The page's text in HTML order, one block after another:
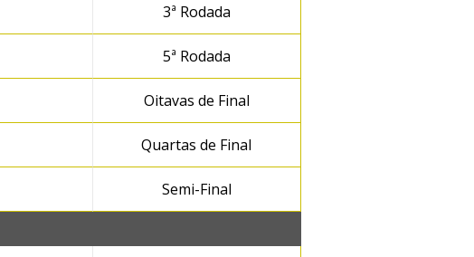
3ª Rodada
5ª Rodada
Oitavas de Final
Quartas de Final
Semi-Final